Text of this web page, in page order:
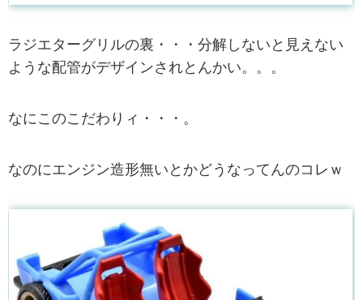
ラジエターグリルの裏・・・分解しないと見えない
ような配管がデザインされとんかい。。。
なにこのこだわりィ・・・。
なのにエンジン造形無いとかどうなってんのコレｗ